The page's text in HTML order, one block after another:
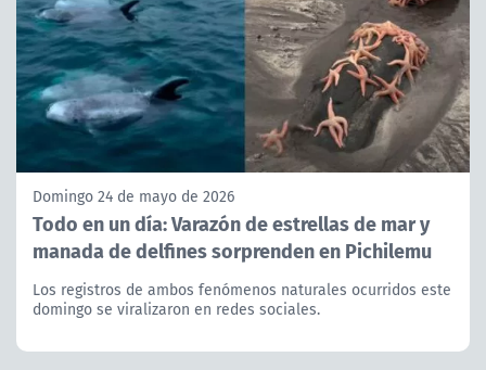
Domingo 24 de mayo de 2026
Todo en un día: Varazón de estrellas de mar y
manada de delfines sorprenden en Pichilemu
Los registros de ambos fenómenos naturales ocurridos este
domingo se viralizaron en redes sociales.